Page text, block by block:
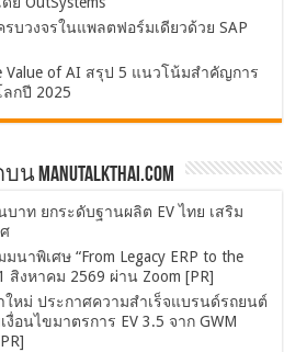
วงจรในแพลตฟอร์มเดียวด้วย SAP
Value of AI สรุป 5 แนวโน้มสำคัญการ
กปี 2025
ManuTalkThai.com
าท ยกระดับฐานผลิต EV ไทย เสริม
นาพิเศษ “From Legacy ERP to the
สิงหาคม 2569 ผ่าน Zoom [PR]
หม่ ประกาศความสำเร็จแบรนด์รถยนต์
อนไขมาตรการ EV 3.5 จาก GWM